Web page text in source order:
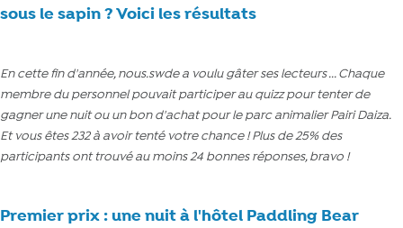
sous le sapin ? Voici les résultats
En cette fin d'année, nous.swde a voulu gâter ses lecteurs ... Chaque
membre du personnel pouvait participer au quizz pour tenter de
gagner une nuit ou un bon d'achat pour le parc animalier Pairi Daiza.
Et vous êtes 232 à avoir tenté votre chance ! Plus de 25% des
participants ont trouvé au moins 24 bonnes réponses, bravo !
Premier prix : une nuit à l'hôtel Paddling Bear